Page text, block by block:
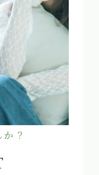
？